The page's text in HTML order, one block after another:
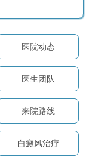
医院动态
医生团队
来院路线
白癜风治疗